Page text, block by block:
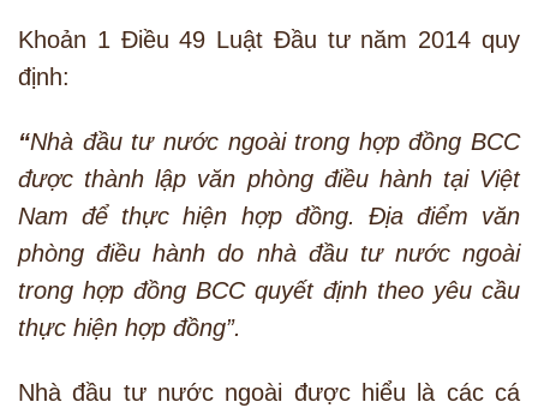
Khoản 1 Điều 49 Luật Đầu tư năm 2014 quy
định:
“Nhà đầu tư nước ngoài trong hợp đồng BCC
được thành lập văn phòng điều hành tại Việt
Nam để thực hiện hợp đồng. Địa điểm văn
phòng điều hành do nhà đầu tư nước ngoài
trong hợp đồng BCC quyết định theo yêu cầu
thực hiện hợp đồng”.
Nhà đầu tư nước ngoài được hiểu là các cá